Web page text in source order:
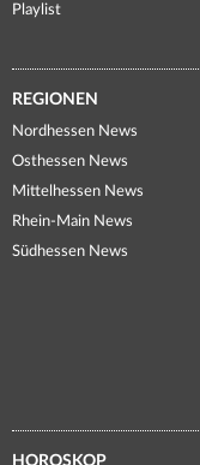
Playlist
REGIONEN
Nordhessen News
Osthessen News
Mittelhessen News
Rhein-Main News
Südhessen News
HOROSKOP